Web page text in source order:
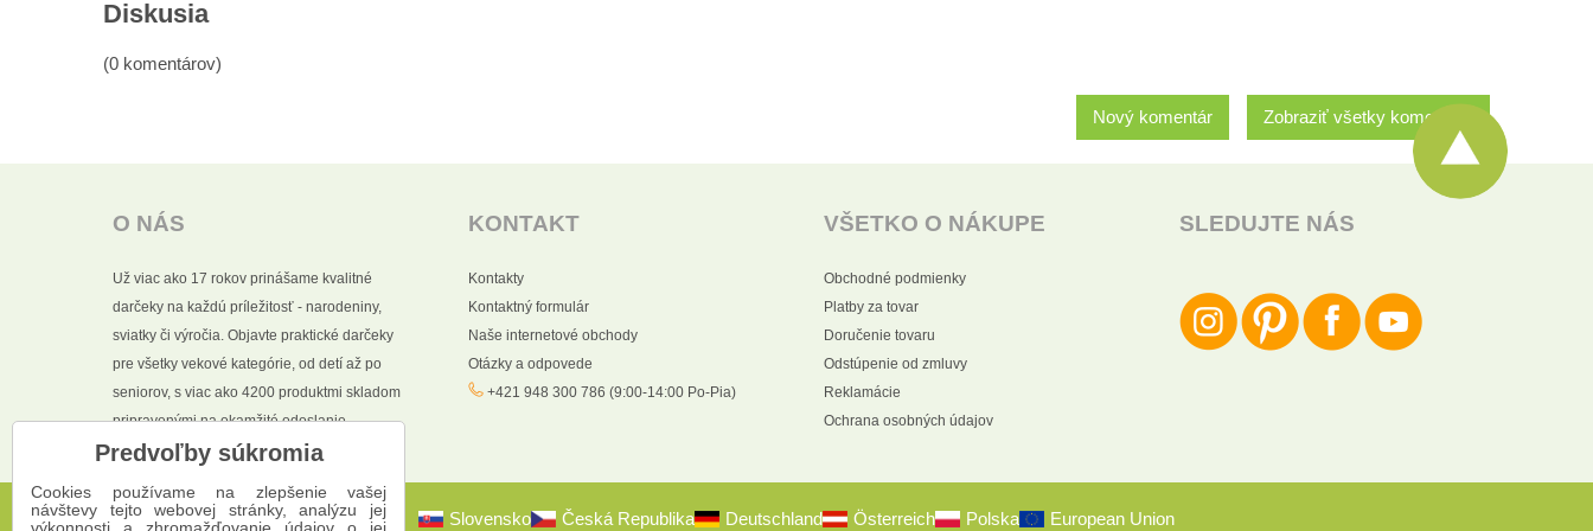
Diskusia
(0 komentárov)
Zobraziť všetky komentáre
Nový komentár
O NÁS
Už viac ako 17 rokov prinášame kvalitné
darčeky na každú príležitosť - narodeniny,
sviatky či výročia. Objavte praktické darčeky
pre všetky vekové kategórie, od detí až po
seniorov, s viac ako 4200 produktmi skladom
pripravenými na okamžité odoslanie.
KONTAKT
Kontakty
Kontaktný formulár
Naše internetové obchody
Otázky a odpovede
+421 948 300 786 (9:00-14:00 Po-Pia)
VŠETKO O NÁKUPE
Obchodné podmienky
Platby za tovar
Doručenie tovaru
Odstúpenie od zmluvy
Reklamácie
Ochrana osobných údajov
SLEDUJTE NÁS
Slovensko Česká Republika Deutschland Österreich Polska European Union
Predvoľby súkromia
Cookies používame na zlepšenie vašej
návštevy tejto webovej stránky, analýzu jej